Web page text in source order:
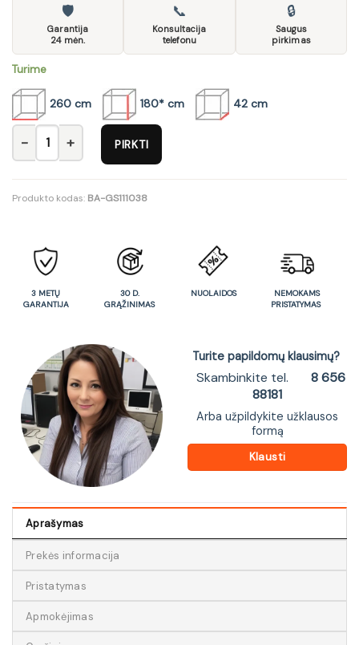
🛡
Garantija
24 mėn.
📞
Konsultacija
telefonu
🔒
Saugus
pirkimas
Turime
260 cm 180* cm 42 cm
produkto kiekis: Sekcija Vigo New 4
PIRKTI
Produkto kodas: BA-GS111038
3 METŲ
GARANTIJA
30 D.
GRĄŽINIMAS
NUOLAIDOS
NEMOKAMS
PRISTATYMAS
Turite papildomų klausimų?
Skambinkite tel.
8 656
88181
Arba užpildykite užklausos
formą
Klausti
Aprašymas
Prekės informacija
Pristatymas
Apmokėjimas